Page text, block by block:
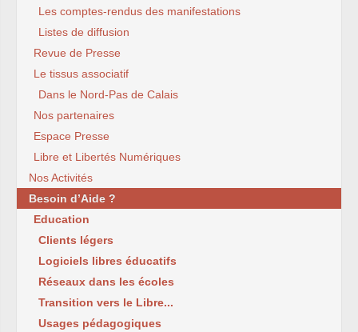
Les comptes-rendus des manifestations
Listes de diffusion
Revue de Presse
Le tissus associatif
Dans le Nord-Pas de Calais
Nos partenaires
Espace Presse
Libre et Libertés Numériques
Nos Activités
Besoin d’Aide ?
Education
Clients légers
Logiciels libres éducatifs
Réseaux dans les écoles
Transition vers le Libre...
Usages pédagogiques